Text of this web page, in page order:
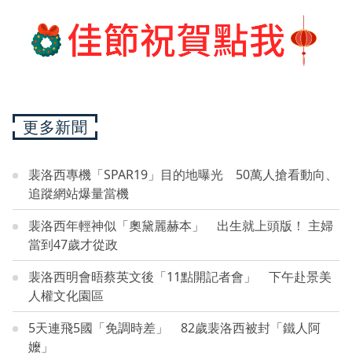
更多新聞
裴洛西專機「SPAR19」目的地曝光 50萬人搶看動向、
追蹤網站爆量當機
裴洛西年輕神似「奧黛麗赫本」 出生就上頭版！ 主婦
當到47歲才從政
裴洛西明會晤蔡英文後「11點開記者會」 下午赴景美
人權文化園區
5天連飛5國「免調時差」 82歲裴洛西被封「鐵人阿
嬤」